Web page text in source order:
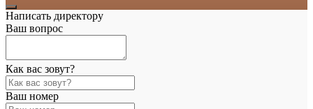
Написать директору
Ваш вопрос
Как вас зовут?
Ваш номер